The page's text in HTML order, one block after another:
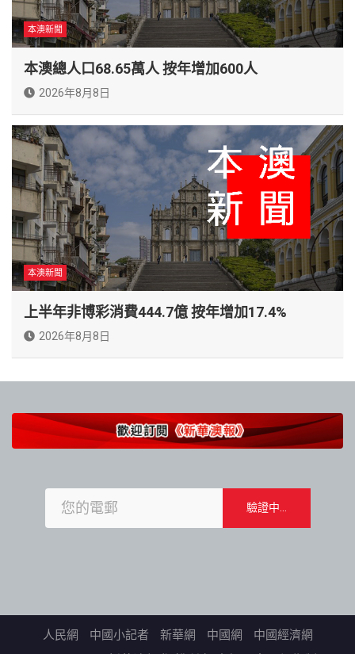
本澳新聞
本澳總人口68.65萬人 按年增加600人
2026年8月8日
本澳新聞
上半年非博彩消費444.7億 按年增加17.4%
2026年8月8日
人民網 中國小記者 新華網 中國網 中國經濟網